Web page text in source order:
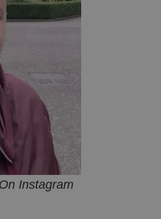
Instagram